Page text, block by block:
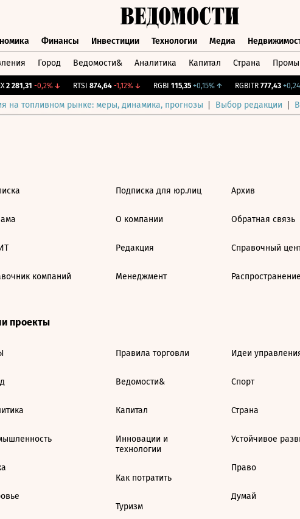
Финансы Инвестиции Технологии Медиа
Город Ведомости& Аналитика Капитал Страна
2 281,31 -0,2%↓ RTSI 874,64 -1,12%↓ RGBI 115,35 +0,15%↑ RGBITR 777,43 +0,24%
на топливном рынке: меры, динамика, прогнозы Выбор редакции
компаний
Подписка для юр.лиц
О компании
Редакция
Менеджмент
Архив
Обратная связь
Справочный
Распространение
проекты
Правила торговли
Ведомости&
Капитал
Инновации и
технологии
Как потратить
Туризм
Идеи
Спорт
Страна
Устойчивое
Право
Думай